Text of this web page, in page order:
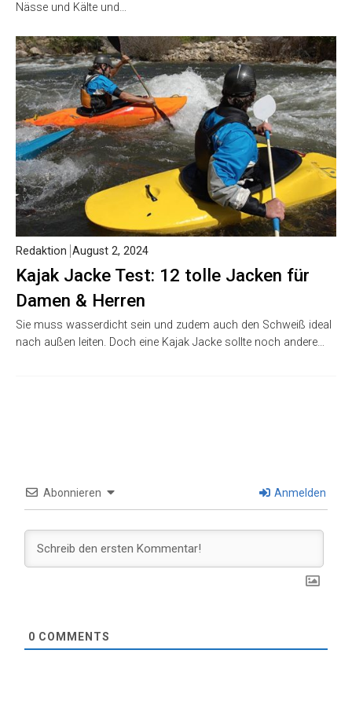
Nässe und Kälte und…
Kajak Jacke Test: 12 tolle Jacken für
Damen & Herren
Redaktion August 2, 2024
Sie muss wasserdicht sein und zudem auch den Schweiß ideal
nach außen leiten. Doch eine Kajak Jacke sollte noch andere…
Abonnieren Anmelden
0 COMMENTS